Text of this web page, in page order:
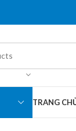
TRANG